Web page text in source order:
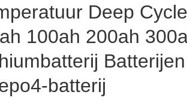
Deep
100ah 200ah
batterij